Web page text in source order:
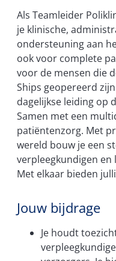
Als Teamleider
je klinische,
ondersteuning aan
ook voor complete
voor de mensen die
Ships geopereerd
dagelijkse leiding op
Samen met een
patiëntenzorg. Met
wereld bouw je een
verpleegkundigen en
Met elkaar bieden
Jouw bijdrage
Je houdt